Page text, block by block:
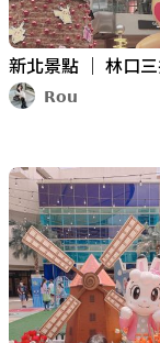
新北景點 ｜ 林口
𝗥𝗼𝘂